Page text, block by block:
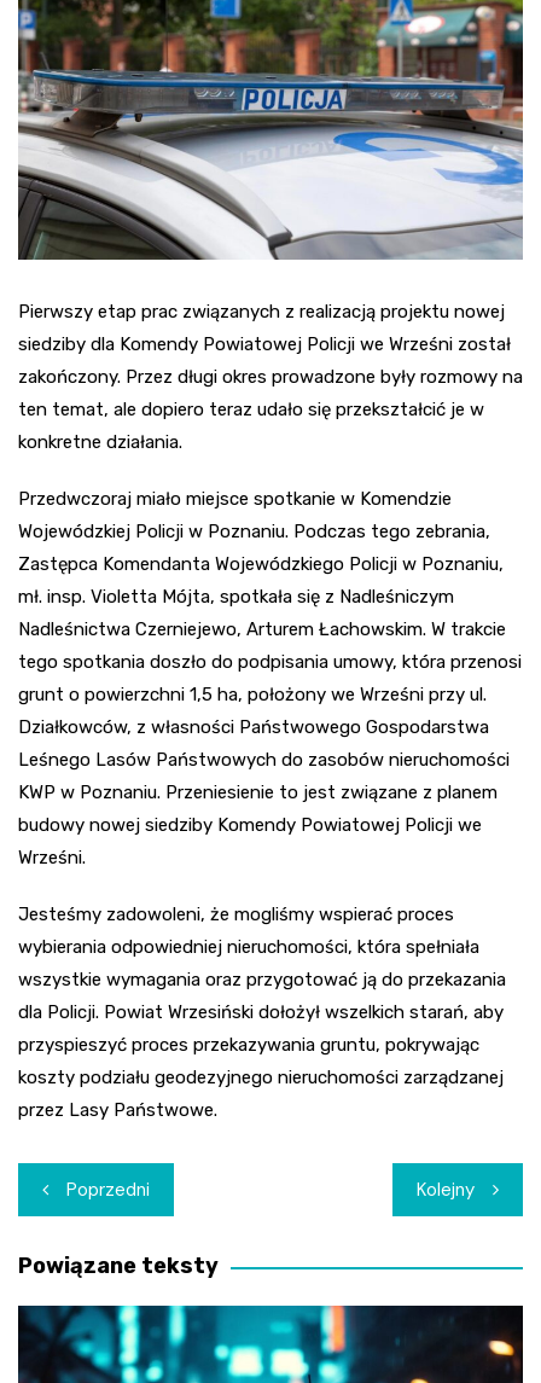
Pierwszy etap prac związanych z realizacją projektu nowej
siedziby dla Komendy Powiatowej Policji we Wrześni został
zakończony. Przez długi okres prowadzone były rozmowy na
ten temat, ale dopiero teraz udało się przekształcić je w
konkretne działania.
Przedwczoraj miało miejsce spotkanie w Komendzie
Wojewódzkiej Policji w Poznaniu. Podczas tego zebrania,
Zastępca Komendanta Wojewódzkiego Policji w Poznaniu,
mł. insp. Violetta Mójta, spotkała się z Nadleśniczym
Nadleśnictwa Czerniejewo, Arturem Łachowskim. W trakcie
tego spotkania doszło do podpisania umowy, która przenosi
grunt o powierzchni 1,5 ha, położony we Wrześni przy ul.
Działkowców, z własności Państwowego Gospodarstwa
Leśnego Lasów Państwowych do zasobów nieruchomości
KWP w Poznaniu. Przeniesienie to jest związane z planem
budowy nowej siedziby Komendy Powiatowej Policji we
Wrześni.
Jesteśmy zadowoleni, że mogliśmy wspierać proces
wybierania odpowiedniej nieruchomości, która spełniała
wszystkie wymagania oraz przygotować ją do przekazania
dla Policji. Powiat Wrzesiński dołożył wszelkich starań, aby
przyspieszyć proces przekazywania gruntu, pokrywając
koszty podziału geodezyjnego nieruchomości zarządzanej
przez Lasy Państwowe.
Nawigacja
wpisu
Poprzedni Kolejny
Powiązane teksty